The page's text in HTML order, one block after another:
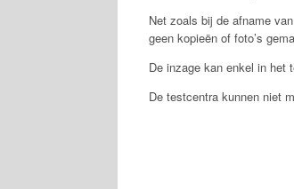
Net zoals bij de afname
geen kopieën of foto’s
De inzage kan enkel in het
De testcentra kunnen niet